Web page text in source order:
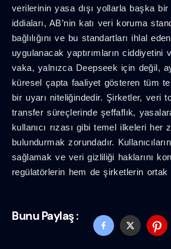
verilerinin yasa dışı yollarla başka bir
iddiaları, AB’nin katı veri koruma
bağlılığını ve bu standartları ihlal
uygulanacak yaptırımların ciddiyetini
vaka, yalnızca Deepseek için değil,
küresel çapta faaliyet gösteren tüm
bir uyarı niteliğindedir. Şirketler, veri
transfer süreçlerinde şeffaflık,
kullanıcı rızası gibi temel ilkeleri her
bulundurmak zorundadır.
sağlamak ve veri gizliliği haklarını
regülatörlerin hem de şirketlerin ortak
Bunu Paylaş :